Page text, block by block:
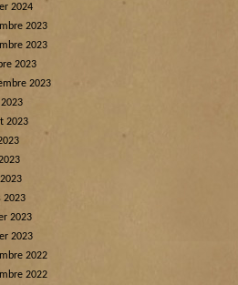
2024
2023
2023
2023
2023
2023
2023
2023
2023
2022
2022